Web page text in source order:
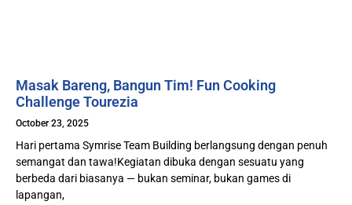
Masak Bareng, Bangun Tim! Fun Cooking
Challenge Tourezia
October 23, 2025
Hari pertama Symrise Team Building berlangsung dengan penuh
semangat dan tawa!Kegiatan dibuka dengan sesuatu yang
berbeda dari biasanya — bukan seminar, bukan games di
lapangan,